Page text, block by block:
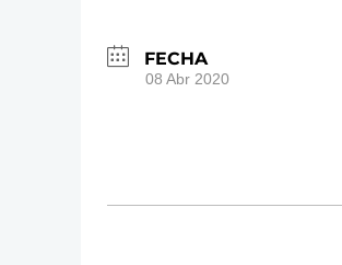
FECHA
08 Abr 2020